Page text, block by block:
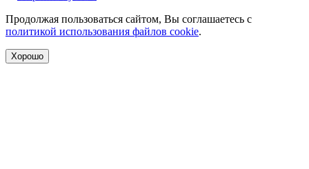
Продолжая пользоваться сайтом, Вы соглашаетесь с
политикой использования файлов cookie.
Хорошо